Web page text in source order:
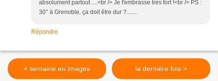
absolument partout ....<br /> Je t'embrasse très fort !<br /> PS :
30° à Grenoble, ça doit être dur ?.......
Répondre
< semaine en images la dernière fois >